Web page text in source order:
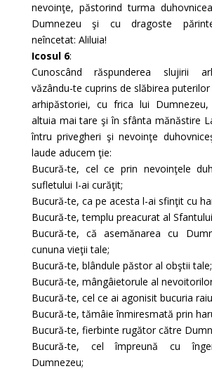
nevoinţe, păstorind turma
Dumnezeu şi cu dragoste
neîncetat: Aliluia!
Icosul 6:
Cunoscând răspunderea slujirii
văzându-te cuprins de slăbirea
arhipăstoriei, cu frica lui
altuia mai tare şi în sfânta mănăstire
întru privegheri şi nevoinţe
laude aducem ţie:
Bucură-te, cel ce prin nevoinţele
sufletului I-ai curăţit;
Bucură-te, ca pe acesta l-ai sfinţit cu
Bucură-te, templu preacurat al
Bucură-te, că asemănarea cu
cununa vieţii tale;
Bucură-te, blândule păstor al obştii tale;
Bucură-te, mângâietorule al
Bucură-te, cel ce ai agonisit bucuria
Bucură-te, tămâie înmiresmată prin
Bucură-te, fierbinte rugător către
Bucură-te, cel împreună cu
Dumnezeu;